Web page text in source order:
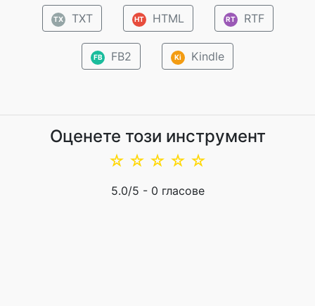
TX TXT HT HTML RT RTF
FB FB2 Ki Kindle
Оценете този инструмент
☆
☆
☆
☆
☆
5.0/5 - 0 гласове